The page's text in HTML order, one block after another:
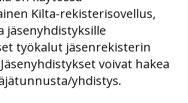
Kilta-rekisterisovellus,
jäsenyhdistyksille
työkalut jäsenrekisterin
voivat hakea
yhdistys.